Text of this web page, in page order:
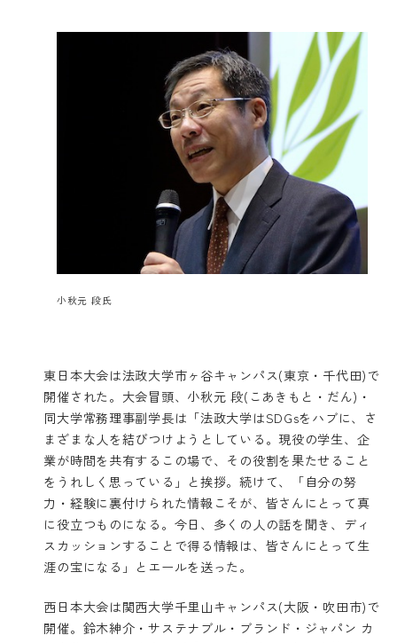
小秋元 段氏
東日本大会は法政大学市ヶ谷キャンパス(東京・千代田)で
開催された。大会冒頭、小秋元 段(こあきもと・だん)・
同大学常務理事副学長は「法政大学はSDGsをハブに、さ
まざまな人を結びつけようとしている。現役の学生、企
業が時間を共有するこの場で、その役割を果たせること
をうれしく思っている」と挨拶。続けて、「自分の努
力・経験に裏付けられた情報こそが、皆さんにとって真
に役立つものになる。今日、多くの人の話を聞き、ディ
スカッションすることで得る情報は、皆さんにとって生
涯の宝になる」とエールを送った。
西日本大会は関西大学千里山キャンパス(大阪・吹田市)で
開催。鈴木紳介・サステナブル・ブランド・ジャパン カ